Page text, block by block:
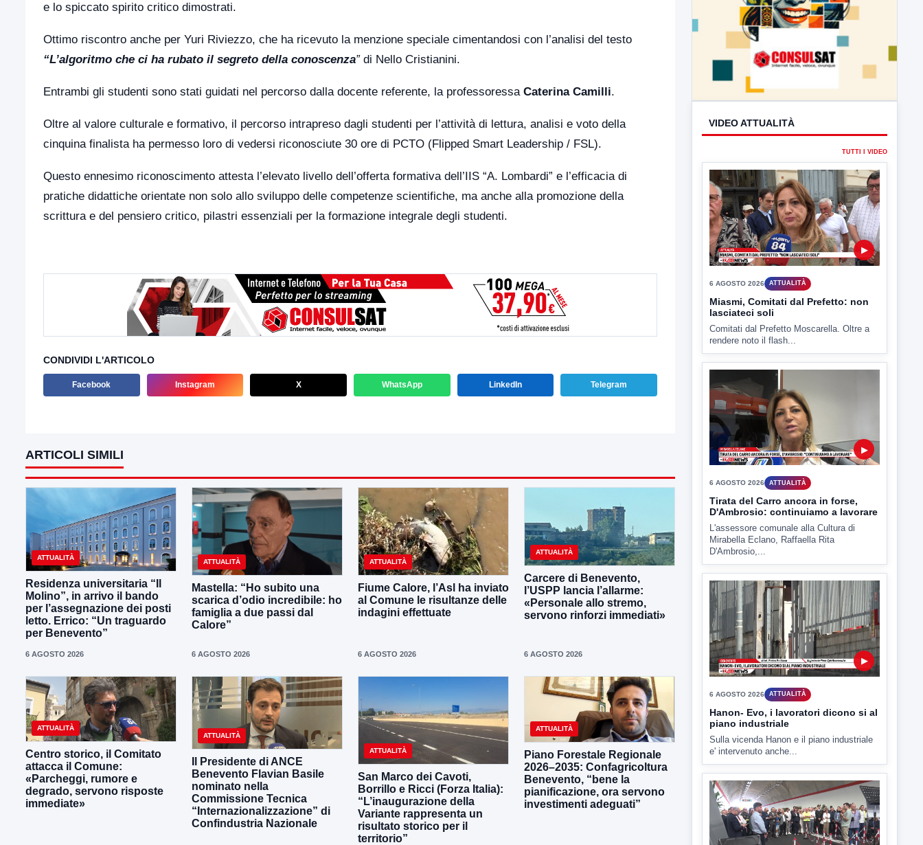
e lo spiccato spirito critico dimostrati.
Ottimo riscontro anche per Yuri Riviezzo, che ha ricevuto la menzione speciale cimentandosi con l’analisi del testo
“L’algoritmo che ci ha rubato il segreto della conoscenza”di Nello Cristianini.
Entrambi gli studenti sono stati guidati nel percorso dalla docente referente, la professoressa Caterina Camilli.
Oltre al valore culturale e formativo, il percorso intrapreso dagli studenti per l’attività di lettura, analisi e voto della
cinquina finalista ha permesso loro di vedersi riconosciute 30 ore di PCTO (Flipped Smart Leadership / FSL).
Questo ennesimo riconoscimento attesta l’elevato livello dell’offerta formativa dell’IIS “A. Lombardi” e l’efficacia di
pratiche didattiche orientate non solo allo sviluppo delle competenze scientifiche, ma anche alla promozione della
scrittura e del pensiero critico, pilastri essenziali per la formazione integrale degli studenti.
CONDIVIDI L'ARTICOLO
Facebook Instagram X WhatsApp LinkedIn Telegram
ARTICOLI SIMILI
ATTUALITÀ
Residenza universitaria “Il
Molino”, in arrivo il bando
per l’assegnazione dei posti
letto. Errico: “Un traguardo
per Benevento”
6 AGOSTO 2026
ATTUALITÀ
Mastella: “Ho subito una
scarica d’odio incredibile: ho
famiglia a due passi dal
Calore”
6 AGOSTO 2026
ATTUALITÀ
Fiume Calore, l’Asl ha inviato
al Comune le risultanze delle
indagini effettuate
6 AGOSTO 2026
ATTUALITÀ
Carcere di Benevento,
l’USPP lancia l’allarme:
«Personale allo stremo,
servono rinforzi immediati»
6 AGOSTO 2026
ATTUALITÀ
Centro storico, il Comitato
attacca il Comune:
«Parcheggi, rumore e
degrado, servono risposte
immediate»
ATTUALITÀ
Il Presidente di ANCE
Benevento Flavian Basile
nominato nella
Commissione Tecnica
“Internazionalizzazione” di
Confindustria Nazionale
ATTUALITÀ
San Marco dei Cavoti,
Borrillo e Ricci (Forza Italia):
“L’inaugurazione della
Variante rappresenta un
risultato storico per il
territorio”
ATTUALITÀ
Piano Forestale Regionale
2026–2035: Confagricoltura
Benevento, “bene la
pianificazione, ora servono
investimenti adeguati”
VIDEO ATTUALITÀ
TUTTI I VIDEO
6 AGOSTO 2026 ATTUALITÀ
Miasmi, Comitati dal Prefetto: non
lasciateci soli
Comitati dal Prefetto Moscarella. Oltre a
rendere noto il flash...
Tirata del Carro ancora in forse,
D'Ambrosio: continuiamo a lavorare
L'assessore comunale alla Cultura di
Mirabella Eclano, Raffaella Rita
D'Ambrosio,...
6 AGOSTO 2026 ATTUALITÀ
Hanon- Evo, i lavoratori dicono si al
piano industriale
Sulla vicenda Hanon e il piano industriale
e' intervenuto anche...